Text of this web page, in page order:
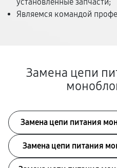
Являемся командой
Замена цепи
Замена цепи питания
Замена цепи питания